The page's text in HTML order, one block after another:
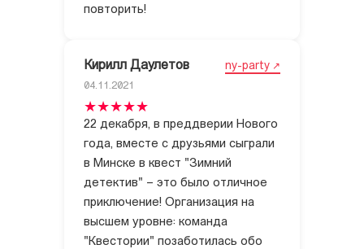
повторить!
Кирилл Даулетов ny-party
04.11.2021
22 декабря, в преддверии Нового
года, вместе с друзьями сыграли
в Минске в квест "Зимний
детектив" – это было отличное
приключение! Организация на
высшем уровне: команда
"Квестории" позаботилась обо